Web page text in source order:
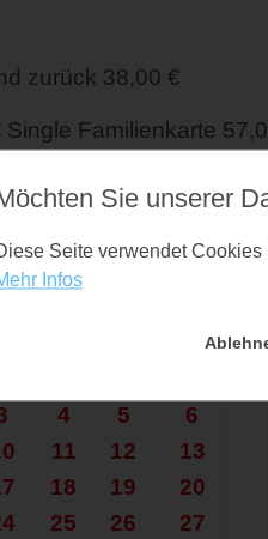
zurück 38,00 €
Familienkarte
2026
4 5
6
11 12
13
18 19
20
25 26
27
Sie unserer
Seite verwendet
Infos